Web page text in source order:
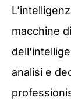
macchine
analisi e